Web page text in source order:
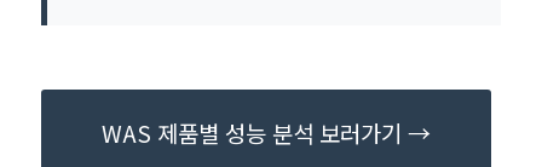
WAS 제품별 성능 분석 보러가기 →